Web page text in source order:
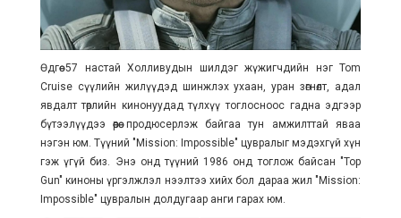
Өдгөө 57 настай Холливудын шилдэг жүжигчдийн нэг Tom
Cruise сүүлийн жилүүдэд шинжлэх ухаан, уран зөгнөлт, адал
явдалт төрлийн кинонуудад түлхүү тоглосноос гадна эдгээр
бүтээлүүдээ өөрөө продюсерлэж байгаа тун амжилттай яваа
нэгэн юм. Түүний "Mission: Impossible" цувралыг мэдэхгүй хүн
гэж үгүй биз. Энэ онд түүний 1986 онд тоглож байсан "Top
Gun" киноны үргэлжлэл нээлтээ хийх бол дараа жил"Mission:
Impossible" цувралын долдугаар анги гарах юм.